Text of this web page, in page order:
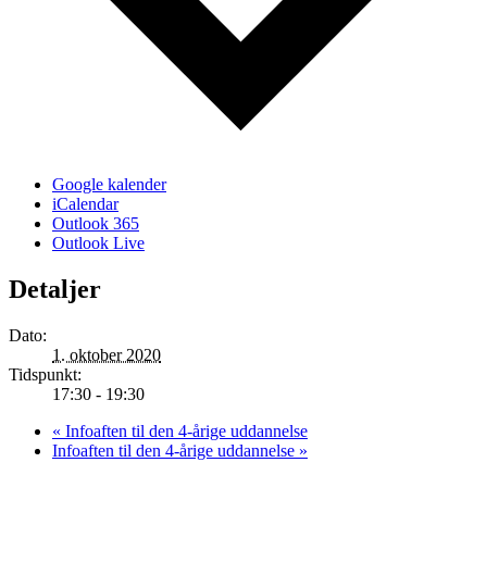
Google kalender
iCalendar
Outlook 365
Outlook Live
Detaljer
Dato:
1. oktober 2020
Tidspunkt:
17:30 - 19:30
« Infoaften til den 4-årige uddannelse
Infoaften til den 4-årige uddannelse »